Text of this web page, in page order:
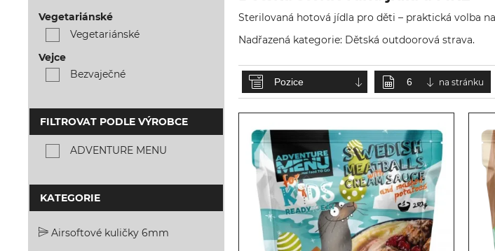
Vegetariánské
Vegetariánské
Vejce
Bezvaječné
FILTROVAT PODLE VÝROBCE
ADVENTURE MENU
KATEGORIE
Airsoftové kuličky 6mm
Sterilovaná hotová jídla pro děti – praktická volba
Nadřazená kategorie: Dětská outdoorová strava.
na stránku